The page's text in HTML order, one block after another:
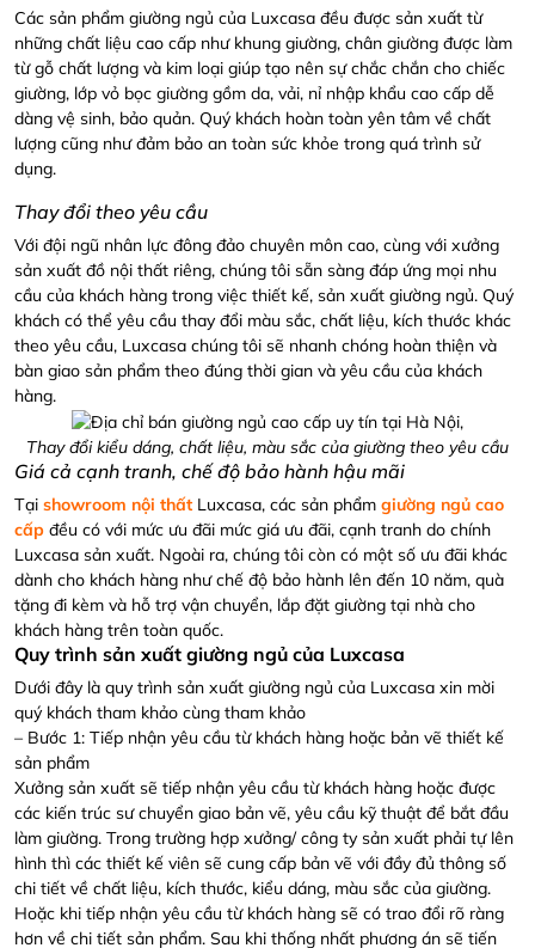
Các sản phẩm giường ngủ của Luxcasa đều được sản xuất từ
những chất liệu cao cấp như khung giường, chân giường được làm
từ gỗ chất lượng và kim loại giúp tạo nên sự chắc chắn cho chiếc
giường, lớp vỏ bọc giường gồm da, vải, nỉ nhập khẩu cao cấp dễ
dàng vệ sinh, bảo quản. Quý khách hoàn toàn yên tâm về chất
lượng cũng như đảm bảo an toàn sức khỏe trong quá trình sử
dụng.
Thay đổi theo yêu cầu
Với đội ngũ nhân lực đông đảo chuyên môn cao, cùng với xưởng
sản xuất đồ nội thất riêng, chúng tôi sẵn sàng đáp ứng mọi nhu
cầu của khách hàng trong việc thiết kế, sản xuất giường ngủ. Quý
khách có thể yêu cầu thay đổi màu sắc, chất liệu, kích thước khác
theo yêu cầu, Luxcasa chúng tôi sẽ nhanh chóng hoàn thiện và
bàn giao sản phẩm theo đúng thời gian và yêu cầu của khách
hàng.
Thay đổi kiểu dáng, chất liệu, màu sắc của giường theo yêu cầu
Giá cả cạnh tranh, chế độ bảo hành hậu mãi
Tại showroom nội thấtLuxcasa, các sản phẩm giường ngủ cao
cấp đều có với mức ưu đãi mức giá ưu đãi, cạnh tranh do chính
Luxcasa sản xuất. Ngoài ra, chúng tôi còn có một số ưu đãi khác
dành cho khách hàng như chế độ bảo hành lên đến 10 năm, quà
tặng đi kèm và hỗ trợ vận chuyển, lắp đặt giường tại nhà cho
khách hàng trên toàn quốc.
Quy trình sản xuất giường ngủ của Luxcasa
Dưới đây là quy trình sản xuất giường ngủ của Luxcasa xin mời
quý khách tham khảo cùng tham khảo
– Bước 1: Tiếp nhận yêu cầu từ khách hàng hoặc bản vẽ thiết kế
sản phẩm
Xưởng sản xuất sẽ tiếp nhận yêu cầu từ khách hàng hoặc được
các kiến trúc sư chuyển giao bản vẽ, yêu cầu kỹ thuật để bắt đầu
làm giường. Trong trường hợp xưởng/ công ty sản xuất phải tự lên
hình thì các thiết kế viên sẽ cung cấp bản vẽ với đầy đủ thông số
chi tiết về chất liệu, kích thước, kiểu dáng, màu sắc của giường.
Hoặc khi tiếp nhận yêu cầu từ khách hàng sẽ có trao đổi rõ ràng
hơn về chi tiết sản phẩm. Sau khi thống nhất phương án sẽ tiến